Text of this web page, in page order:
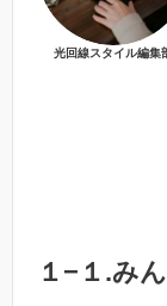
光回線スタイル編集
１−１.み